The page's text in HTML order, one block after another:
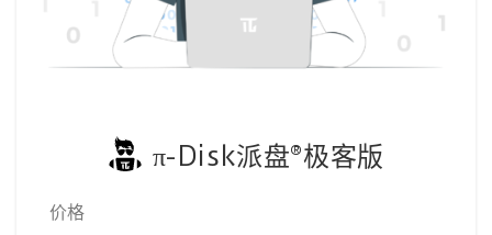
π-Disk派盘®极客版
价格